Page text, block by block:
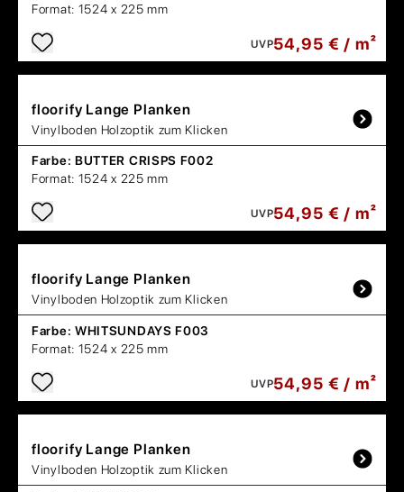
Format: 1524 x 225 mm
UVP54,95 € / m²
floorify Lange Planken
Vinylboden Holzoptik zum Klicken
Farbe: BUTTER CRISPS F002
Format: 1524 x 225 mm
UVP54,95 € / m²
floorify Lange Planken
Vinylboden Holzoptik zum Klicken
Farbe: WHITSUNDAYS F003
Format: 1524 x 225 mm
UVP54,95 € / m²
floorify Lange Planken
Vinylboden Holzoptik zum Klicken